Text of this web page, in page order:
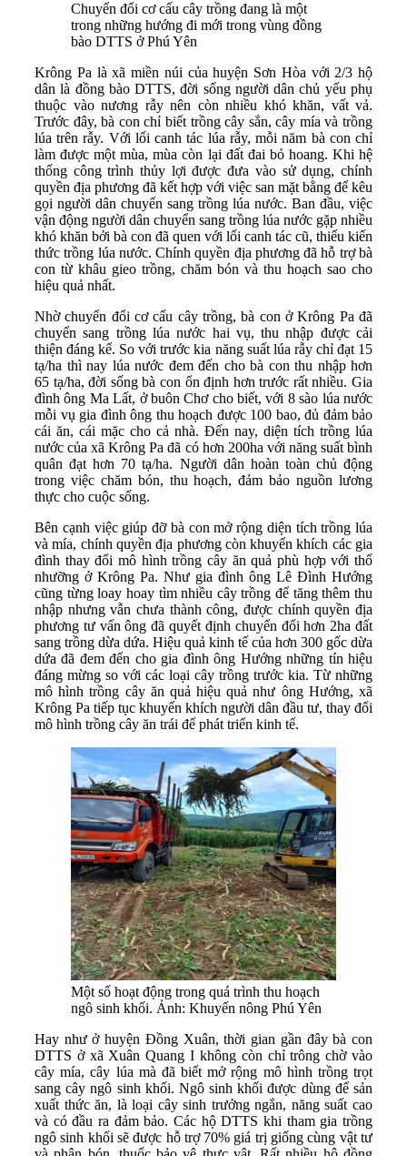
Chuyển đổi cơ cấu cây trồng đang là một
trong những hướng đi mới trong vùng đồng
bào DTTS ở Phú Yên
Krông Pa là xã miền núi của huyện Sơn Hòa với 2/3 hộ
dân là đồng bào DTTS, đời sống người dân chủ yếu phụ
thuộc vào nương rẫy nên còn nhiều khó khăn, vất vả.
Trước đây, bà con chỉ biết trồng cây sắn, cây mía và trồng
lúa trên rẫy. Với lối canh tác lúa rẫy, mỗi năm bà con chỉ
làm được một mùa, mùa còn lại đất đai bỏ hoang. Khi hệ
thống công trình thủy lợi được đưa vào sử dụng, chính
quyền địa phương đã kết hợp với việc san mặt bằng để kêu
gọi người dân chuyển sang trồng lúa nước. Ban đầu, việc
vận động người dân chuyển sang trồng lúa nước gặp nhiều
khó khăn bởi bà con đã quen với lối canh tác cũ, thiếu kiến
thức trồng lúa nước. Chính quyền địa phương đã hỗ trợ bà
con từ khâu gieo trồng, chăm bón và thu hoạch sao cho
hiệu quả nhất.
Nhờ chuyển đổi cơ cấu cây trồng, bà con ở Krông Pa đã
chuyển sang trồng lúa nước hai vụ, thu nhập được cải
thiện đáng kể. So với trước kia năng suất lúa rẫy chỉ đạt 15
tạ/ha thì nay lúa nước đem đến cho bà con thu nhập hơn
65 tạ/ha, đời sống bà con ổn định hơn trước rất nhiều. Gia
đình ông Ma Lất, ở buôn Chơ cho biết, với 8 sào lúa nước
mỗi vụ gia đình ông thu hoạch được 100 bao, đủ đảm bảo
cái ăn, cái mặc cho cả nhà. Đến nay, diện tích trồng lúa
nước của xã Krông Pa đã có hơn 200ha với năng suất bình
quân đạt hơn 70 tạ/ha. Người dân hoàn toàn chủ động
trong việc chăm bón, thu hoạch, đảm bảo nguồn lương
thực cho cuộc sống.
Bên cạnh việc giúp đỡ bà con mở rộng diện tích trồng lúa
và mía, chính quyền địa phương còn khuyến khích các gia
đình thay đổi mô hình trồng cây ăn quả phù hợp với thổ
nhưỡng ở Krông Pa. Như gia đình ông Lê Đình Hướng
cũng từng loay hoay tìm nhiều cây trồng để tăng thêm thu
nhập nhưng vẫn chưa thành công, được chính quyền địa
phương tư vấn ông đã quyết định chuyển đổi hơn 2ha đất
sang trồng dừa dứa. Hiệu quả kinh tế của hơn 300 gốc dừa
dứa đã đem đến cho gia đình ông Hướng những tín hiệu
đáng mừng so với các loại cây trồng trước kia. Từ những
mô hình trồng cây ăn quả hiệu quả như ông Hướng, xã
Krông Pa tiếp tục khuyến khích người dân đầu tư, thay đổi
mô hình trồng cây ăn trái để phát triển kinh tế.
Một số hoạt động trong quá trình thu hoạch
ngô sinh khối. Ảnh: Khuyến nông Phú Yên
Hay như ở huyện Đồng Xuân, thời gian gần đây bà con
DTTS ở xã Xuân Quang I không còn chỉ trông chờ vào
cây mía, cây lúa mà đã biết mở rộng mô hình trồng trọt
sang cây ngô sinh khối. Ngô sinh khối được dùng để sản
xuất thức ăn, là loại cây sinh trưởng ngắn, năng suất cao
và có đầu ra đảm bảo. Các hộ DTTS khi tham gia trồng
ngô sinh khối sẽ được hỗ trợ 70% giá trị giống cùng vật tư